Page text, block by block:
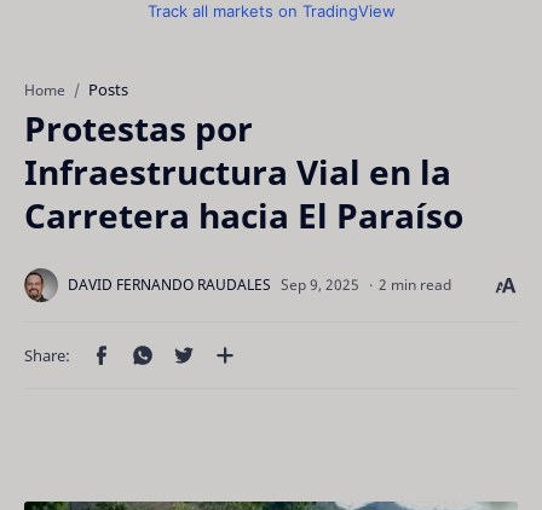
Track all markets on TradingView
Home Posts
Protestas por
Infraestructura Vial en la
Carretera hacia El Paraíso
2 min read